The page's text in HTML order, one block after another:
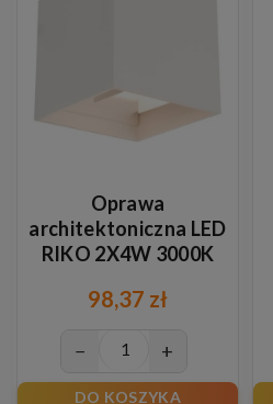
Oprawa
architektoniczna LED
RIKO 2X4W 3000K
98,37 zł
− +
DO KOSZYKA